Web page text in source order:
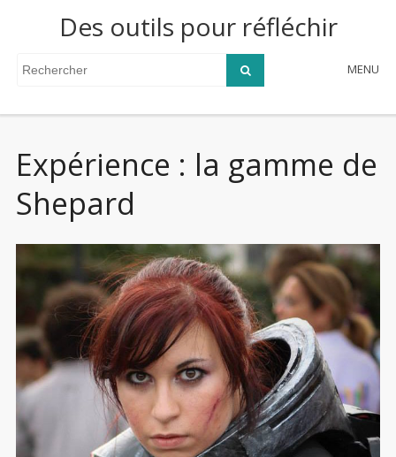
Des outils pour réfléchir
MENU
Expérience : la gamme de
Shepard